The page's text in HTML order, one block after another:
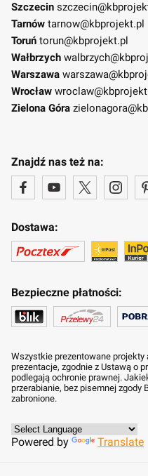
Szczecin
Tarnów tarnow@kbprojekt.pl
Toruń torun@kbprojekt.pl
Wałbrzych
Warszawa
Wrocław
Zielona Góra
Znajdź nas też na:
Dostawa:
Bezpieczne płatności:
Wszystkie prezentowane
prezentacje, zgodnie z Ustawą o
podlegają ochronie prawnej.
przerabianie, bez pisemnej zgody
zabronione.
Powered by Translate